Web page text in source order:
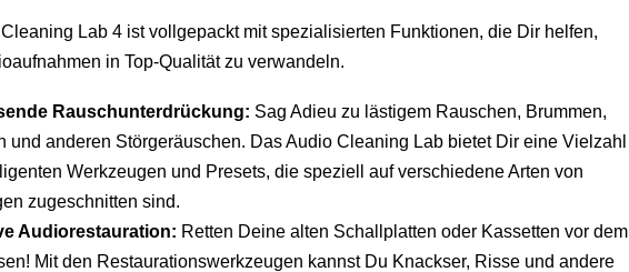
Lab 4 ist vollgepackt mit spezialisierten Funktionen, die Dir helfen,
in Top-Qualität zu verwandeln.
Rauschunterdrückung: Sag Adieu zu lästigem Rauschen, Brummen,
und anderen Störgeräuschen. Das Audio Cleaning Lab bietet Dir eine Vielzahl
Werkzeugen und Presets, die speziell auf verschiedene Arten von
zugeschnitten sind.
Audiorestauration: Retten Deine alten Schallplatten oder Kassetten vor dem
Mit den Restaurationswerkzeugen kannst Du Knackser, Risse und andere